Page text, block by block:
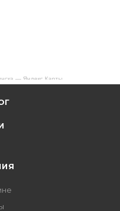
— Яндекс Карты